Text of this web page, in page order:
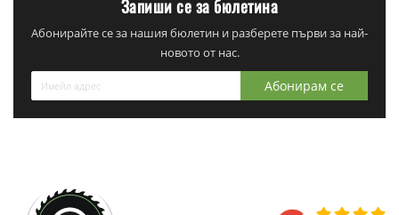
Запиши се за бюлетина
Абонирайте се за нашия бюлетин и разберете първи за най-
новото от нас.
Абонирам се